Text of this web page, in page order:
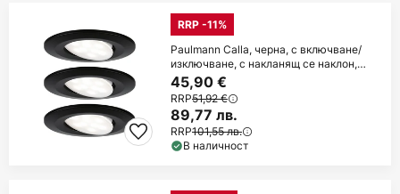
RRP -11%
Paulmann Calla, черна, с включване/
изключване, с накланящ се наклон,
4000 K, 9
45,90 €
RRP51,92 €
89,77 лв.
RRP101,55 лв.
В наличност